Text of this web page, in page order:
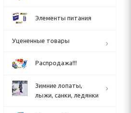
Элементы питания
Уцененные товары
Распродажа!!!
Зимние лопаты,
лыжи, санки, ледянки